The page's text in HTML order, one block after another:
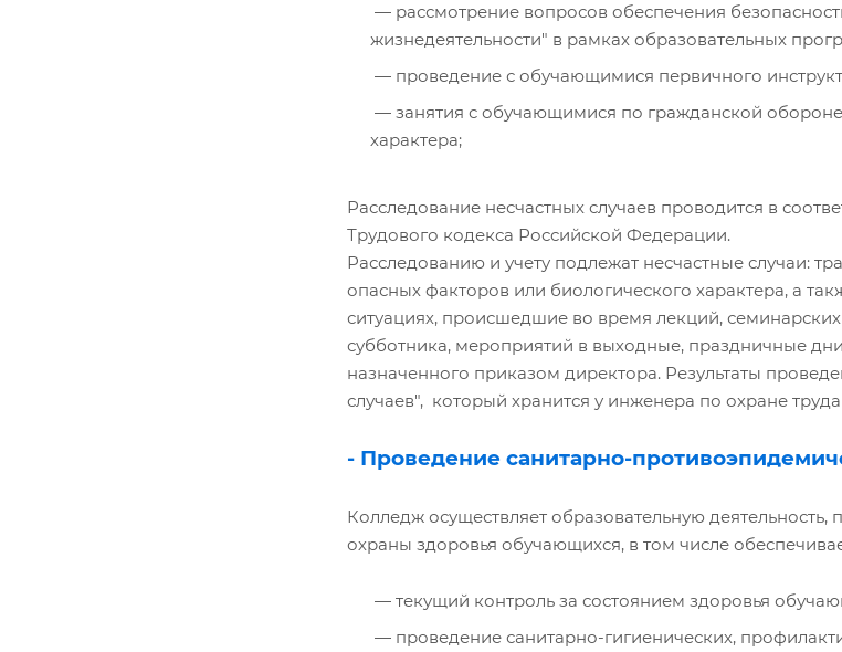
рассмотрение вопросов обеспечения
жизнедеятельности" в рамках образовательных
проведение с обучающимися первичного
занятия с обучающимися по гражданской
характера;
Расследование несчастных случаев проводится в
Трудового кодекса Российской Федерации.
Расследованию и учету подлежат несчастные случаи:
опасных факторов или биологического характера, а
ситуациях, происшедшие во время лекций,
субботника, мероприятий в выходные, праздничные
назначенного приказом директора. Результаты
случаев", который хранится у инженера по охране
- Проведение санитарно-
Колледж осуществляет образовательную
охраны здоровья обучающихся, в том числе
текущий контроль за состоянием здоровья
проведение санитарно-гигиенических,